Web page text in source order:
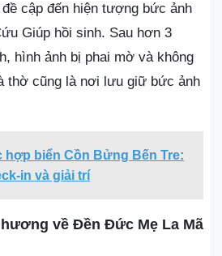
cập đến hiện tượng bức ảnh
Giúp hồi sinh. Sau hơn 3
hình ảnh bị phai mờ và không
thờ cũng là nơi lưu giữ bức ảnh
hợp biển Cồn Bửng Bến Tre:
in và giải trí
về Đền Đức Mẹ La Mã